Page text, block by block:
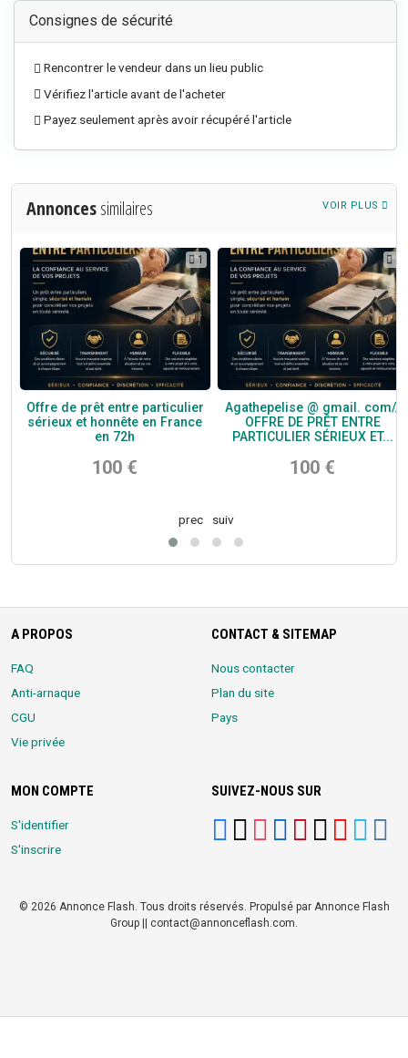
Consignes de sécurité
Rencontrer le vendeur dans un lieu public
Vérifiez l'article avant de l'acheter
Payez seulement après avoir récupéré l'article
Annoncessimilaires VOIR PLUS
1
Offre de prêt entre particulier
sérieux et honnête en France
en 72h
100 €
1
Agathepelise @ gmail. com//
OFFRE DE PRÊT ENTRE
PARTICULIER SÉRIEUX ET...
100 €
prec suiv
A PROPOS
FAQ
Anti-arnaque
CGU
Vie privée
CONTACT & SITEMAP
Nous contacter
Plan du site
Pays
MON COMPTE
S'identifier
S'inscrire
SUIVEZ-NOUS SUR
© 2026 Annonce Flash. Tous droits réservés. Propulsé par Annonce Flash
Group || contact@annonceflash.com.